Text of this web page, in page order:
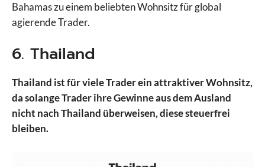
Bahamas zu einem beliebten Wohnsitz für global
agierende Trader.
6. Thailand
Thailand ist für viele Trader ein attraktiver Wohnsitz,
da solange Trader ihre Gewinne aus dem Ausland
nicht nach Thailand überweisen, diese steuerfrei
bleiben.